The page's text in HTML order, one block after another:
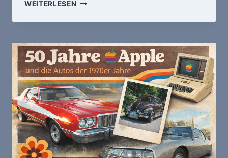
WEITERLESEN
ZWEI
UND
EIN
KÄFER
–
SO
ENTSTAND
EINE
FREUNDSCHAFT
FÜRS
LEBEN